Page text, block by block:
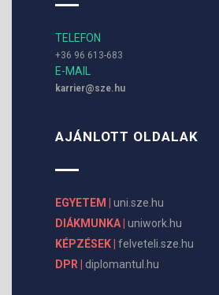
TELEFON
+36 96 613-683
E-MAIL
karrier@sze.hu
AJÁNLOTT OLDALAK
EGYETEM | uni.sze.hu
DIÁKMUNKA | uniwork.hu
KÉPZÉSEK | felveteli.sze.hu
DPR | diplomantul.hu